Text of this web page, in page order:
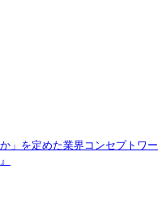
」を定めた業界コンセプトワー